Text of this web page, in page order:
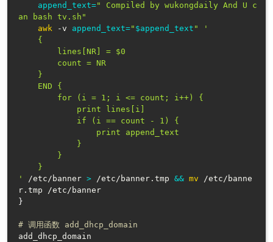
append_text=" Compiled by wukongdaily And U c
an bash tv.sh"
awk -v append_text=" $append_text "
'
'
/etc/banner > /etc/banner.tmp && mv /etc/banne
}
# 调用函数 add_dhcp_domain
add_dhcp_domain